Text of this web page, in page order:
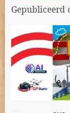
Gepubliceerd